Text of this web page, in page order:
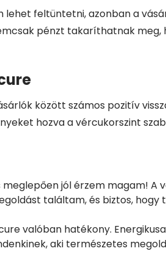
feltüntetni, azonban a
pénzt takaríthatnak
között számos pozitív
hozva a vércukorszint
meglepően jól érzem magam!
találtam, és biztos, hogy
valóban hatékony.
aki természetes